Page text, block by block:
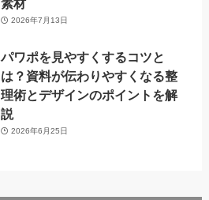
素材
2026年7月13日
パワポを見やすくするコツと
は？資料が伝わりやすくなる整
理術とデザインのポイントを解
説
2026年6月25日